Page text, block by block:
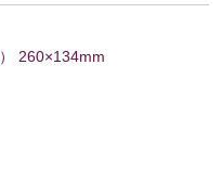
） 260×134mm